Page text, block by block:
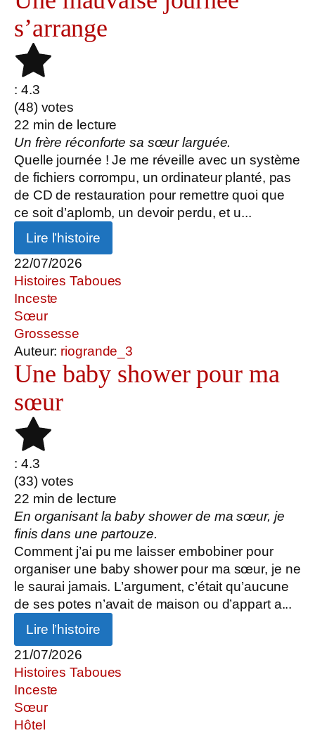
s’arrange
: 4.3
(48) votes
22 min de lecture
Un frère réconforte sa sœur larguée.
Quelle journée ! Je me réveille avec un système
de fichiers corrompu, un ordinateur planté, pas
de CD de restauration pour remettre quoi que
ce soit d’aplomb, un devoir perdu, et u...
Lire l’histoire
22/07/2026
Histoires Taboues
Inceste
Sœur
Grossesse
Auteur: riogrande_3
Une baby shower pour ma
sœur
: 4.3
(33) votes
22 min de lecture
En organisant la baby shower de ma sœur, je
finis dans une partouze.
Comment j’ai pu me laisser embobiner pour
organiser une baby shower pour ma sœur, je ne
le saurai jamais. L’argument, c’était qu’aucune
de ses potes n’avait de maison ou d’appart a...
Lire l’histoire
21/07/2026
Histoires Taboues
Inceste
Sœur
Hôtel